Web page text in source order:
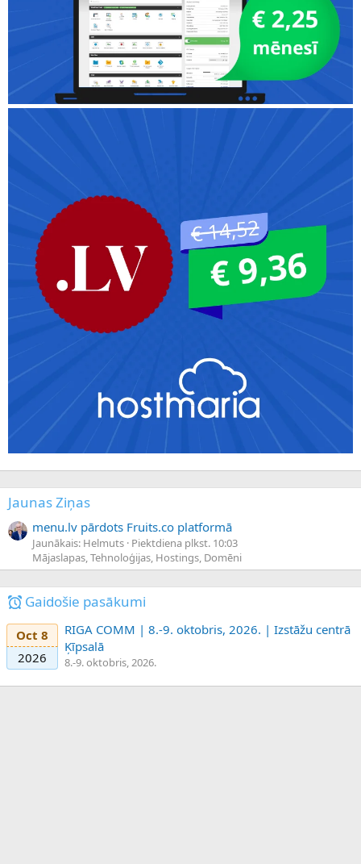
Jaunas Ziņas
menu.lv pārdots Fruits.co platformā
Jaunākais: Helmuts Piektdiena plkst. 10:03
Mājaslapas, Tehnoloģijas, Hostings, Domēni
Gaidošie pasākumi
Oct 8
2026
RIGA COMM | 8.-9. oktobris, 2026. | Izstāžu centrā
Ķīpsalā
8.-9. oktobris, 2026.